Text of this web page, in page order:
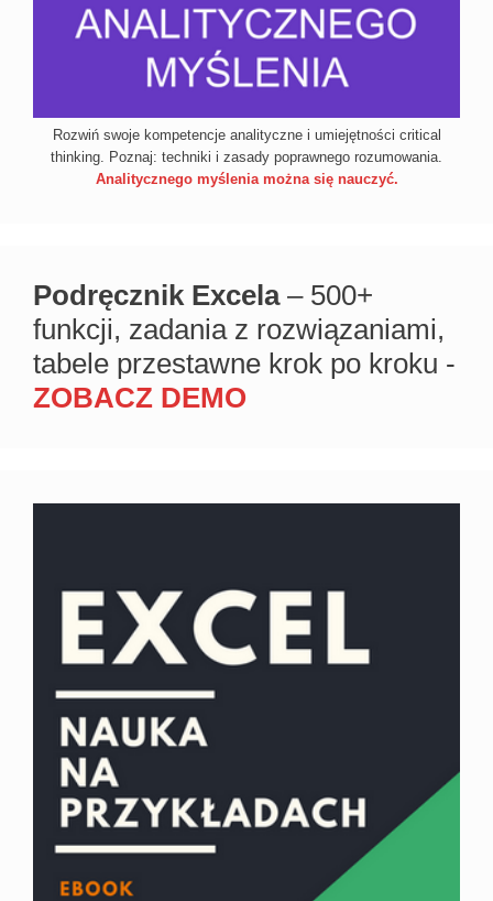
Rozwiń swoje kompetencje analityczne i umiejętności critical
thinking. Poznaj: techniki i zasady poprawnego rozumowania.
Analitycznego myślenia można się nauczyć.
Podręcznik Excela– 500+
funkcji, zadania z rozwiązaniami,
tabele przestawne krok po kroku -
ZOBACZ DEMO